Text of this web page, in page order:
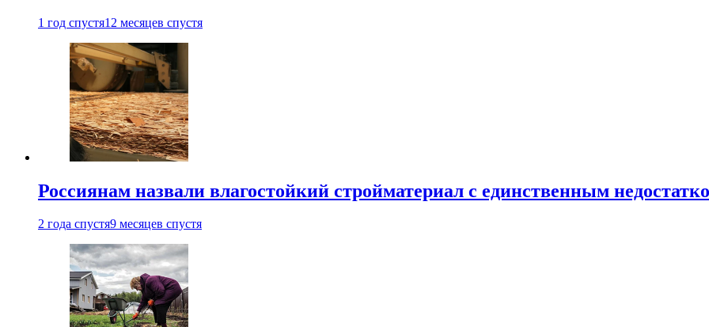
1 год спустя12 месяцев спустя
Россиянам назвали влагостойкий стройматериал с единственным
2 года спустя9 месяцев спустя